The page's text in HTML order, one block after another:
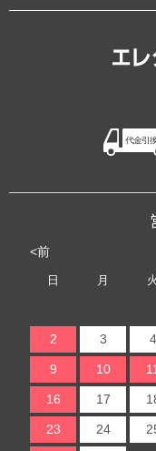
<前
日 月 火
2 3 4
9 10 11
16 17
23 24